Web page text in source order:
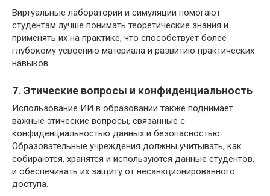
Виртуальные лаборатории и симуляции помогают
студентам лучше понимать теоретические знания и
применять их на практике, что способствует более
глубокому усвоению материала и развитию практических
навыков.
7. Этические вопросы и конфиденциальность
Использование ИИ в образовании также поднимает
важные этические вопросы, связанные с
конфиденциальностью данных и безопасностью.
Образовательные учреждения должны учитывать, как
собираются, хранятся и используются данные студентов,
и обеспечивать их защиту от несанкционированного
доступа.